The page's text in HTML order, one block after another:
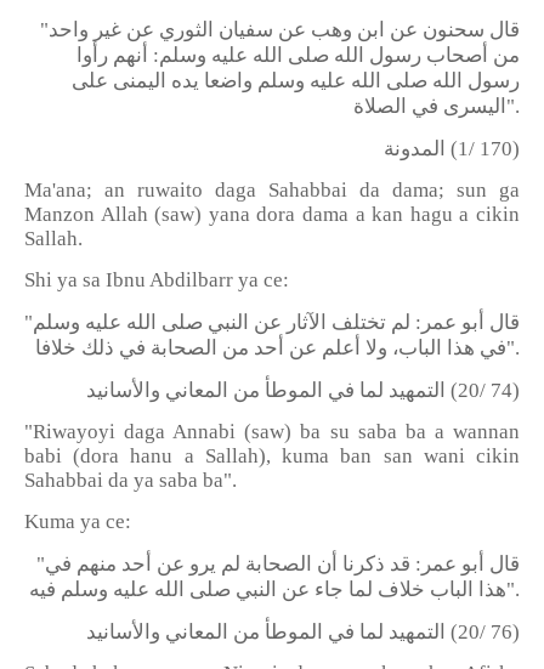
"قال سحنون عن ابن وهب عن سفيان الثوري عن غير واحد
من أصحاب رسول الله صلى الله عليه وسلم: أنهم رأوا
رسول الله صلى الله عليه وسلم واضعا يده اليمنى على
اليسرى في الصلاة ".
المدونة (1/ 170)
Ma'ana; an ruwaito daga Sahabbai da dama; sun ga
Manzon Allah (saw) yana dora dama a kan hagu a cikin
Sallah.
Shi ya sa Ibnu Abdilbarr ya ce:
"قال أبو عمر: لم تختلف الآثار عن النبي صلى الله عليه وسلم
في هذا الباب، ولا أعلم عن أحد من الصحابة في ذلك خلافا".
التمهيد لما في الموطأ من المعاني والأسانيد (20/ 74)
"Riwayoyi daga Annabi (saw) ba su saba ba a wannan
babi (dora hanu a Sallah), kuma ban san wani cikin
Sahabbai da ya saba ba".
Kuma ya ce:
"قال أبو عمر: قد ذكرنا أن الصحابة لم يرو عن أحد منهم في
هذا الباب خلاف لما جاء عن النبي صلى الله عليه وسلم فيه".
التمهيد لما في الموطأ من المعاني والأسانيد (20/ 76)